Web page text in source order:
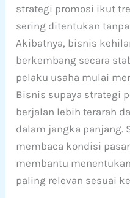
strategi promosi ikut
sering ditentukan
Akibatnya, bisnis
berkembang secara
pelaku usaha mulai
Bisnis supaya strategi
berjalan lebih terarah
dalam jangka panjang.
membaca kondisi
membantu
paling relevan sesuai